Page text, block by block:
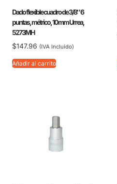
Dado flexible cuadro de 3/8″ 6
puntas, métrico, 10 mm Urrea,
5273MH
$147.96 (IVA Incluido)
Añadir al carrito